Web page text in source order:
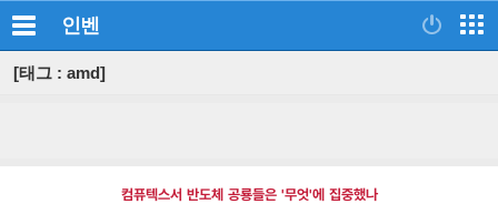
인벤
[태그 : amd]
컴퓨텍스서 반도체 공룡들은 '무엇'에 집중했나